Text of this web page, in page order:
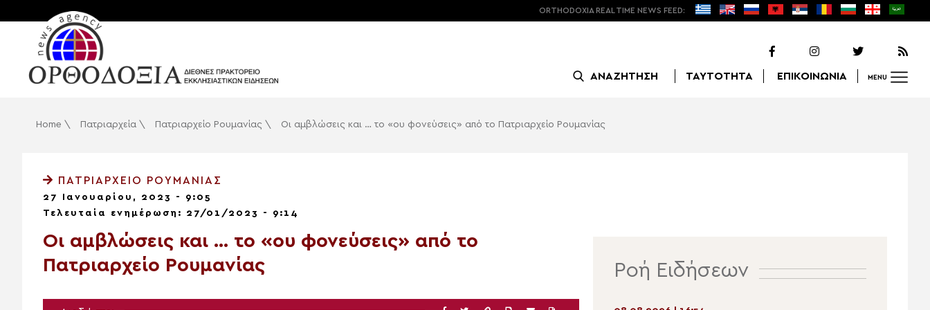
ORTHODOXIA REAL TIME NEWS FEED:
ΑΝΑΖΗΤΗΣΗ ΤΑΥΤΟΤΗΤΑ ΕΠΙΚΟΙΝΩΝΙΑ MENU
Home \ Πατριαρχεία \ Πατριαρχείο Ρουμανίας \ Οι αμβλώσεις και … το «ου φονεύσεις» από το Πατριαρχείο Ρουμανίας
ΠΑΤΡΙΑΡΧΕΊΟ ΡΟΥΜΑΝΊΑΣ
27 Ιανουαρίου, 2023 - 9:05
Τελευταία ενημέρωση: 27/01/2023 - 9:14
Οι αμβλώσεις και … το «ου φονεύσεις» από το
Πατριαρχείο Ρουμανίας
Ροή Ειδήσεων